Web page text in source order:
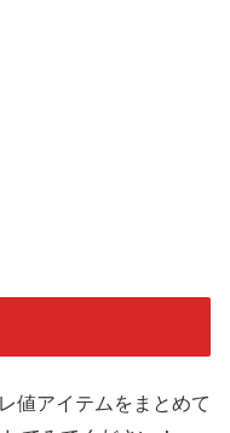
値アイテムをまとめて